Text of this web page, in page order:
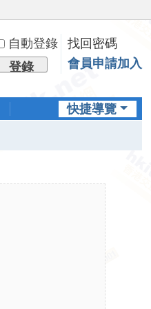
自動登錄
找回密碼
登錄
會員申請加入
快捷導覽